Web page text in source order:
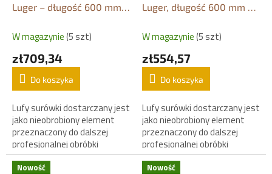
Luger – długość 600 mm /
W magazynie(5 szt)
zł709,34
Do koszyka
Lufy surówki dostarczany jest
jako nieobrobiony element
przeznaczony do dalszej
profesjonalnej obróbki
rusznikarskiej.
Luger, długość 600 mm /
W magazynie(5 szt)
zł554,57
Do koszyka
Lufy surówki dostarczany jest
jako nieobrobiony element
przeznaczony do dalszej
profesjonalnej obróbki
rusznikarskiej.
Nowość
Nowość